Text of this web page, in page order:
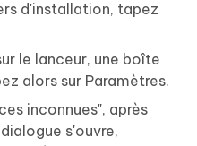
d'installation, tapez
le lanceur, une boîte
alors sur Paramètres.
inconnues", après
s'ouvre,